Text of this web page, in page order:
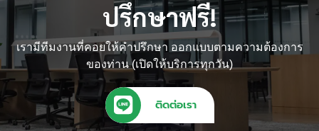
ปรึกษาฟรี!
เรามีทีมงานที่คอยให้คำปรึกษา ออกแบบตามความต้องการ
ของท่าน (เปิดให้บริการทุกวัน)
ติดต่อเรา